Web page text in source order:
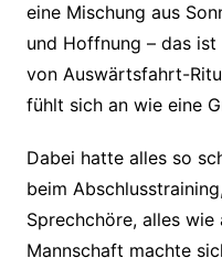
eine Mischung aus
und Hoffnung – das
von Auswärtsfahrt-
fühlt sich an wie eine
Dabei hatte alles so
beim
Sprechchöre, alles
Mannschaft machte